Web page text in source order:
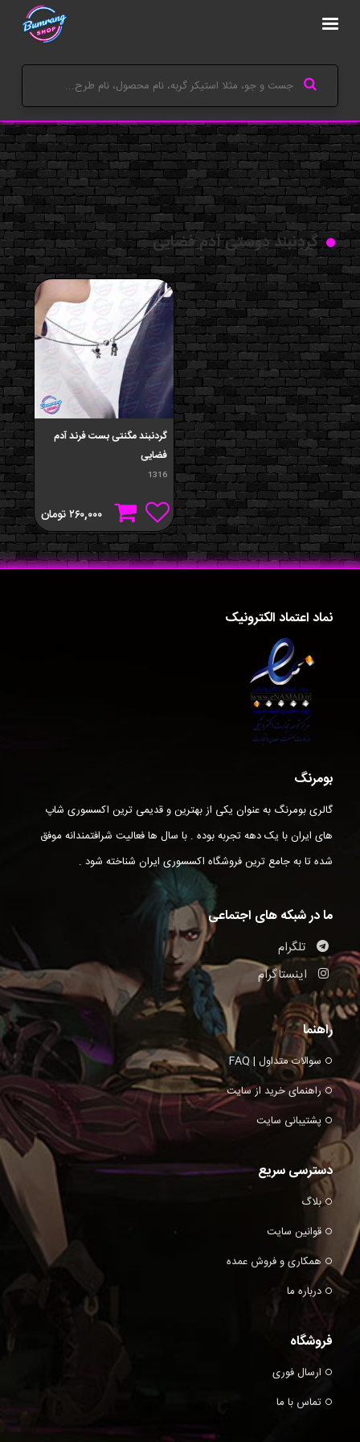
گردنبند دوستی آدم فضایی
گردنبند مگنتی بست فرند آدم
فضایی
1316
۲۶۰,۰۰۰تومان
نماد اعتماد الکترونیک
بومرنگ
گالری بومرنگ به عنوان یکی از بهترین و قدیمی ترین اکسسوری شاپ
های ایران با یک دهه تجربه بوده . با سال ها فعالیت شرافتمندانه موفق
شده تا به جامع ترین فروشگاه اکسسوری ایران شناخته شود .
ما در شبکه های اجتماعی
تلگرام
اینستاگرام
راهنما
سوالات متداول | FAQ
راهنمای خرید از سایت
پشتیبانی سایت
دسترسی سریع
بلاگ
قوانین سایت
همکاری و فروش عمده
درباره ما
فروشگاه
ارسال فوری
تماس با ما